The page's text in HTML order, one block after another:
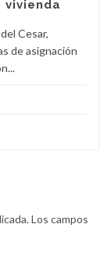
vivienda
Cesar,
de asignación
Los campos